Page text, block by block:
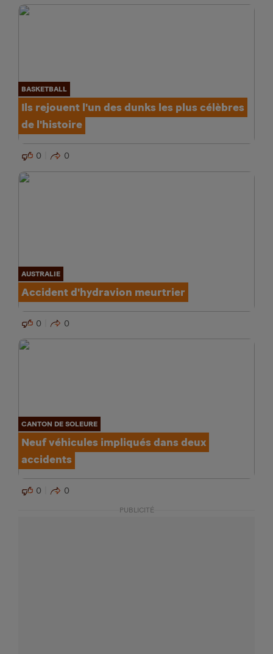
BASKETBALL
Ils rejouent l'un des dunks les plus célèbres
de l'histoire
0 0
AUSTRALIE
Accident d'hydravion meurtrier
0 0
CANTON DE SOLEURE
Neuf véhicules impliqués dans deux
accidents
0 0
PUBLICITÉ